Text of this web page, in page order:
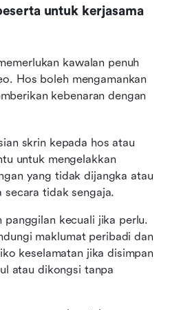
untuk kerjasama
kawalan penuh
Hos boleh mengamankan
kebenaran dengan
skrin kepada hos atau
untuk mengelakkan
yang tidak dijangka atau
secara tidak sengaja.
panggilan kecuali jika perlu.
maklumat peribadi dan
keselamatan jika disimpan
atau dikongsi tanpa